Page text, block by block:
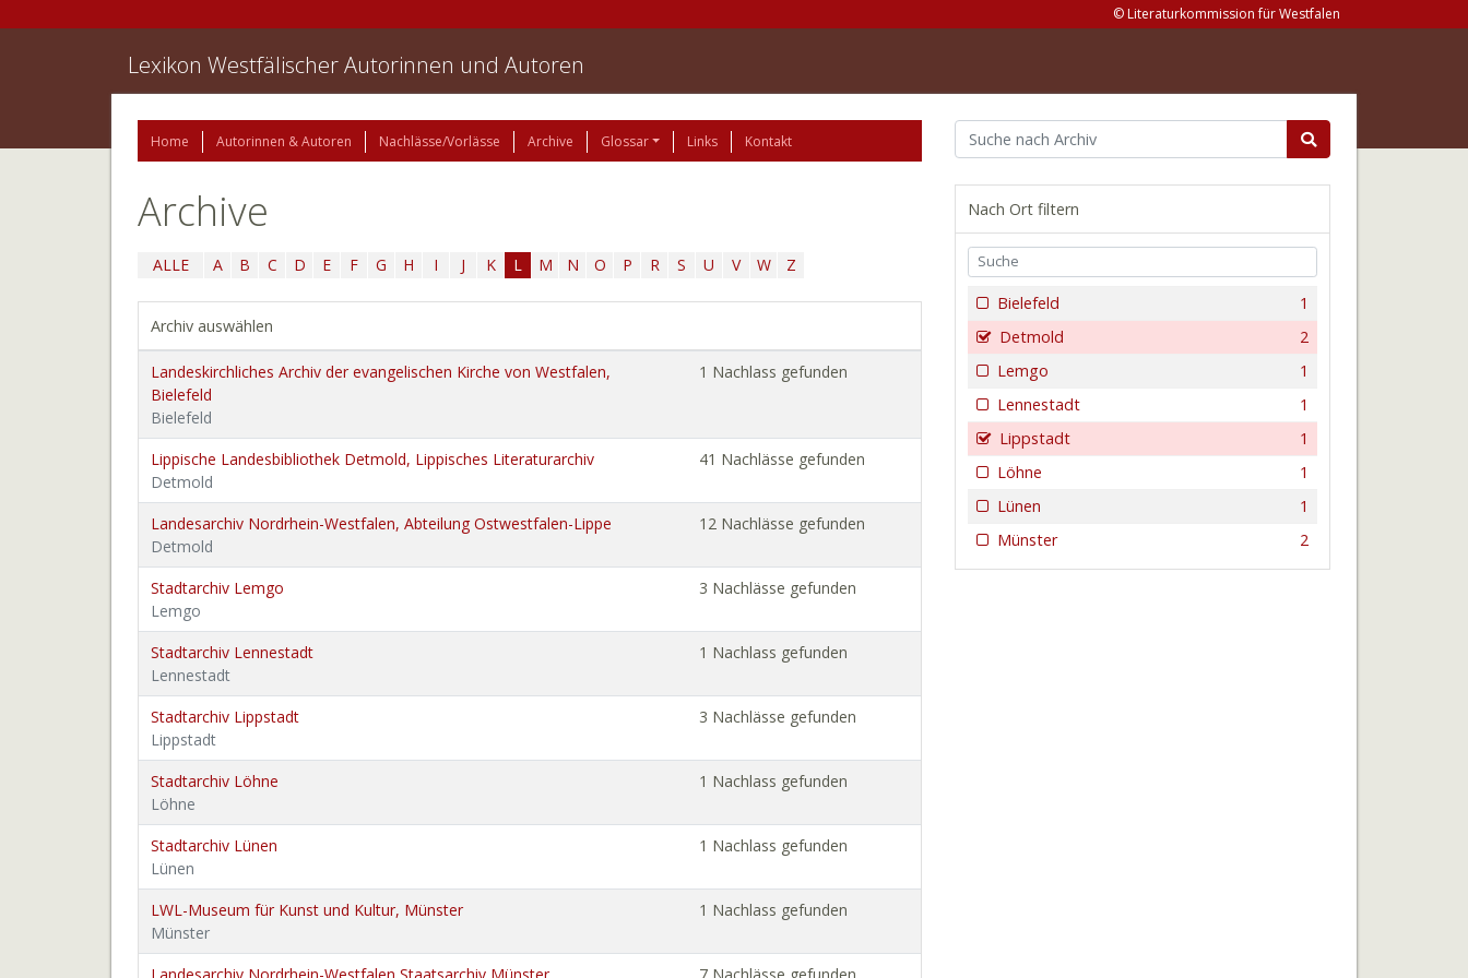
© Literaturkommission für Westfalen
Lexikon Westfälischer Autorinnen und Autoren
Home Autorinnen & Autoren Nachlässe/Vorlässe Archive Glossar Links Kontakt
Archive
ALLE A B C D E F G H I J K L M N O P R S U V W Z
Archiv auswählen
Landeskirchliches Archiv der evangelischen Kirche von Westfalen,
Bielefeld
Bielefeld
1 Nachlass gefunden
Lippische Landesbibliothek Detmold, Lippisches Literaturarchiv
Detmold
41 Nachlässe gefunden
Landesarchiv Nordrhein-Westfalen, Abteilung Ostwestfalen-Lippe
Detmold
12 Nachlässe gefunden
Stadtarchiv Lemgo
Lemgo
3 Nachlässe gefunden
Stadtarchiv Lennestadt
Lennestadt
1 Nachlass gefunden
Stadtarchiv Lippstadt
Lippstadt
3 Nachlässe gefunden
Stadtarchiv Löhne
Löhne
1 Nachlass gefunden
Stadtarchiv Lünen
Lünen
1 Nachlass gefunden
LWL-Museum für Kunst und Kultur, Münster
Münster
1 Nachlass gefunden
Nach Ort filtern
1
Bielefeld
2
Detmold
1
Lemgo
1
Lennestadt
1
Lippstadt
1
Löhne
1
Lünen
2
Münster